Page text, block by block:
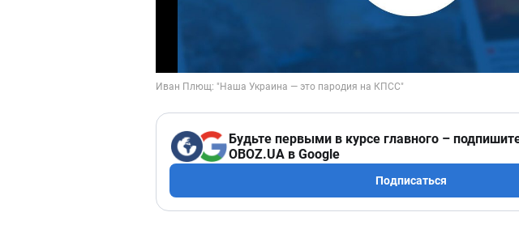
Будьте первыми в курсе главного –
OBOZ.UA в Google
Подписаться